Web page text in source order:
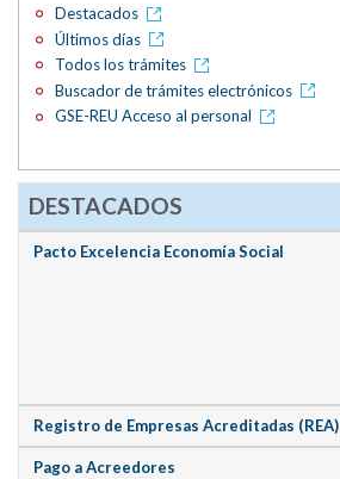
Destacados
Últimos días
Todos los trámites
Buscador de trámites electrónicos
GSE-REU Acceso al personal
DESTACADOS
Pacto Excelencia Economía Social
Registro de Empresas Acreditadas (REA)
Pago a Acreedores